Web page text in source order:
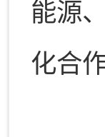
能源
化合